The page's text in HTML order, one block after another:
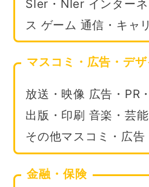
SIer・NIer インター
ス ゲーム 通信・キャ
マスコミ・広告・デ
放送・映像 広告・PR
出版・印刷 音楽・芸
その他マスコミ・広告
金融・保険